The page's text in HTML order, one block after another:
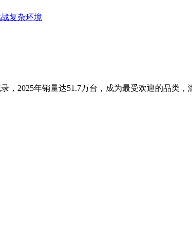
复杂环境
2025年销量达51.7万台，成为最受欢迎的品类，